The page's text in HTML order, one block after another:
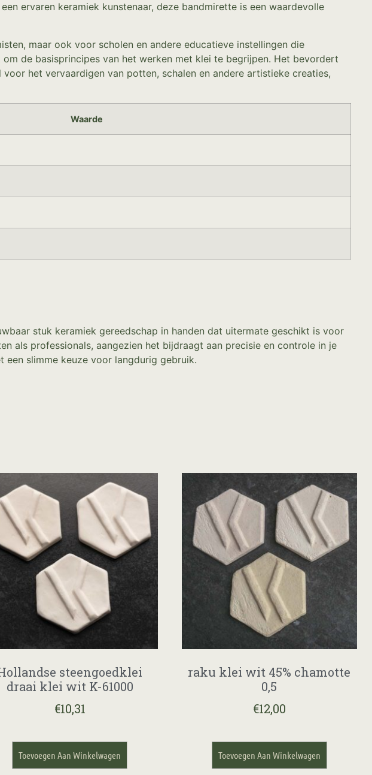
ervaren keramiek kunstenaar, deze bandmirette is een waardevolle
maar ook voor scholen en andere educatieve instellingen die
de basisprincipes van het werken met klei te begrijpen. Het bevordert
het vervaardigen van potten, schalen en andere artistieke creaties,
Waarde
stuk keramiek gereedschap in handen dat uitermate geschikt is voor
als professionals, aangezien het bijdraagt aan precisie en controle in je
slimme keuze voor langdurig gebruik.
steengoedklei
draai klei wit K-61000
€10,31
Toevoegen Aan Winkelwagen
raku klei wit 45% chamotte
0,5
€12,00
Toevoegen Aan Winkelwagen